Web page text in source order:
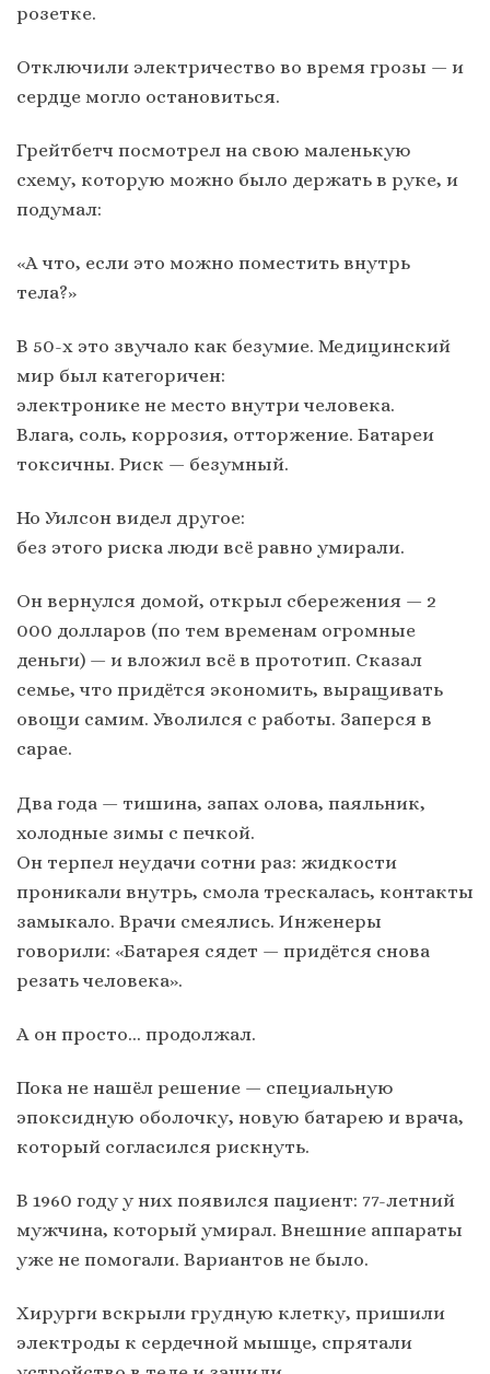
розетке.
Отключили электричество во время грозы — и
сердце могло остановиться.
Грейтбетч посмотрел на свою маленькую
схему, которую можно было держать в руке, и
подумал:
«А что, если это можно поместить внутрь
тела?»
В 50-х это звучало как безумие. Медицинский
мир был категоричен:
электронике не место внутри человека.
Влага, соль, коррозия, отторжение. Батареи
токсичны. Риск — безумный.
Но Уилсон видел другое:
без этого риска люди всё равно умирали.
Он вернулся домой, открыл сбережения — 2
000 долларов (по тем временам огромные
деньги) — и вложил всё в прототип. Сказал
семье, что придётся экономить, выращивать
овощи самим. Уволился с работы. Заперся в
сарае.
Два года — тишина, запах олова, паяльник,
холодные зимы с печкой.
Он терпел неудачи сотни раз: жидкости
проникали внутрь, смола трескалась, контакты
замыкало. Врачи смеялись. Инженеры
говорили: «Батарея сядет — придётся снова
резать человека».
А он просто… продолжал.
Пока не нашёл решение — специальную
эпоксидную оболочку, новую батарею и врача,
который согласился рискнуть.
В 1960 году у них появился пациент: 77-летний
мужчина, который умирал. Внешние аппараты
уже не помогали. Вариантов не было.
Хирурги вскрыли грудную клетку, пришили
электроды к сердечной мышце, спрятали